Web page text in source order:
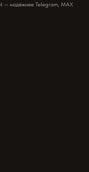
— надёжнее Telegram, MAX